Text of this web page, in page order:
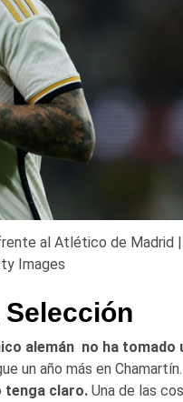
al Atlético de Madrid
Images
alemán no ha tomado
un año más en
tenga claro. Una de las